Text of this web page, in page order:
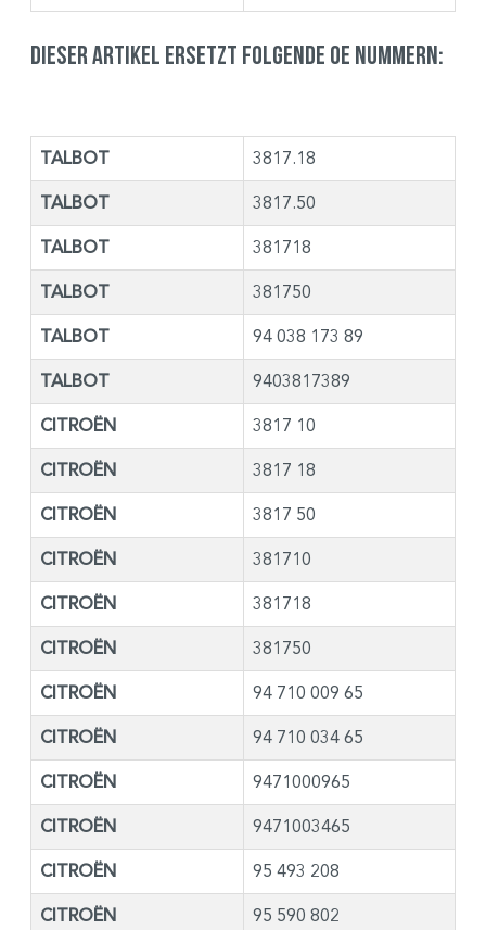
Dieser Artikel ersetzt folgende OE Nummern:
TALBOT 3817.18
TALBOT 3817.50
TALBOT 381718
TALBOT 381750
TALBOT 94 038 173 89
TALBOT 9403817389
CITROËN 3817 10
CITROËN 3817 18
CITROËN 3817 50
CITROËN 381710
CITROËN 381718
CITROËN 381750
CITROËN 94 710 009 65
CITROËN 94 710 034 65
CITROËN 9471000965
CITROËN 9471003465
CITROËN 95 493 208
CITROËN 95 590 802